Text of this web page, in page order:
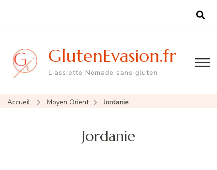
GlutenEvasion.fr
L'assiette Nomade sans gluten
Accueil Moyen Orient Jordanie
Jordanie